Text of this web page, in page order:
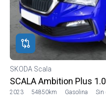
SKODA Scala
SCALA Ambition Plus
2023 54850km Gasolina Sin